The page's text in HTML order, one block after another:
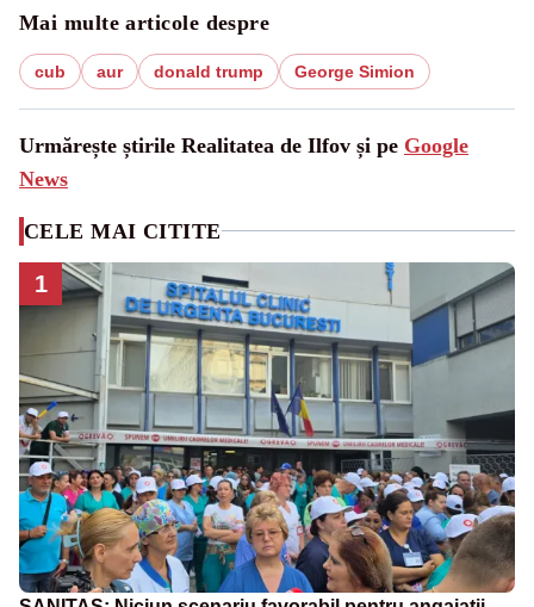
Mai multe articole despre
cub aur donald trump George Simion
Urmărește știrile Realitatea de Ilfov și pe Google
News
CELE MAI CITITE
1